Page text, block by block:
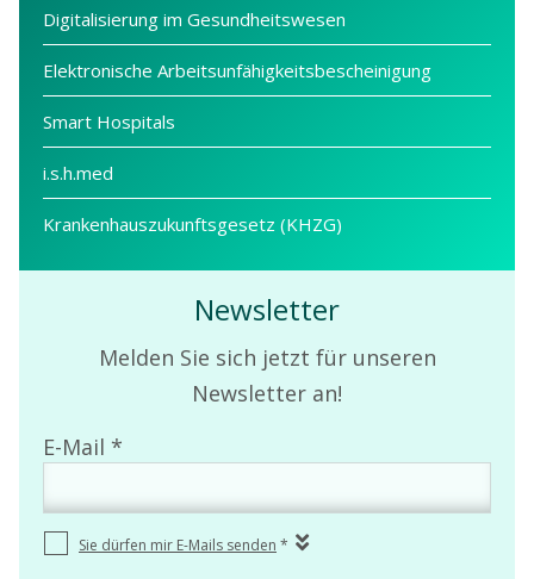
Digitalisierung im Gesundheitswesen
Elektronische Arbeits­unfähigkeits­bescheinigung
Smart Hospitals
i.s.h.med
Krankenhauszukunftsgesetz (KHZG)
Newsletter
Melden Sie sich jetzt für unseren
Newsletter an!